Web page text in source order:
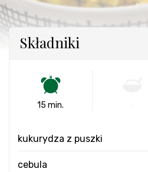
Składniki
15 min.
kukurydza z puszki
cebula